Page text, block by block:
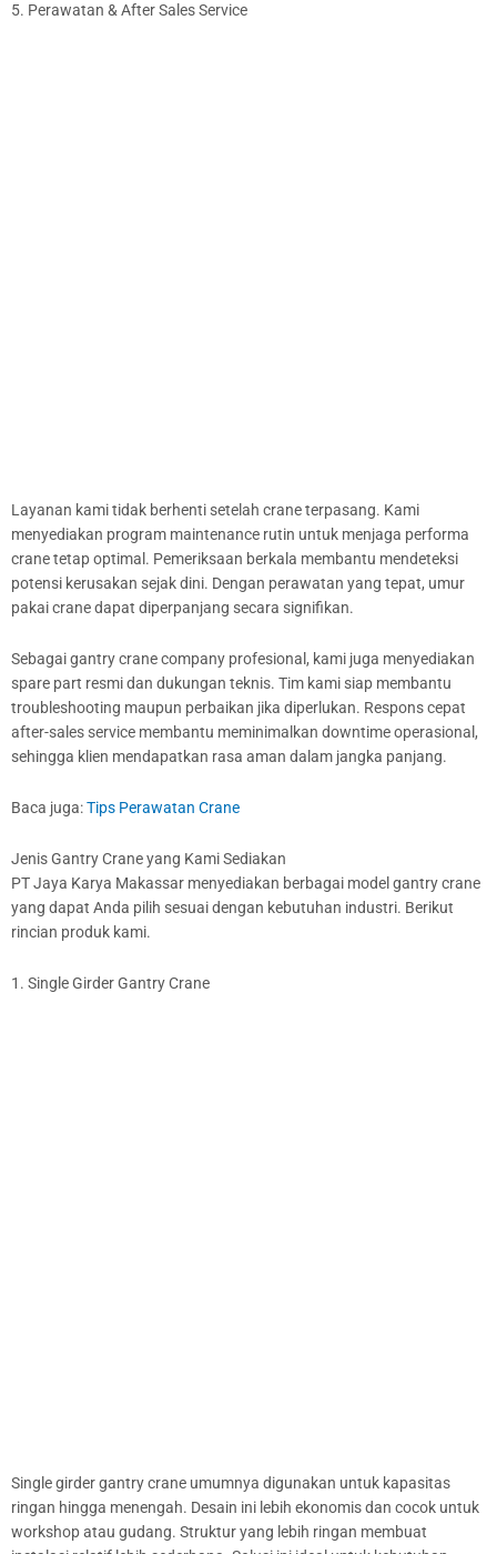
5. Perawatan & After Sales Service
Layanan kami tidak berhenti setelah crane terpasang. Kami
menyediakan program maintenance rutin untuk menjaga performa
crane tetap optimal. Pemeriksaan berkala membantu mendeteksi
potensi kerusakan sejak dini. Dengan perawatan yang tepat, umur
pakai crane dapat diperpanjang secara signifikan.
Sebagai gantry crane company profesional, kami juga menyediakan
spare part resmi dan dukungan teknis. Tim kami siap membantu
troubleshooting maupun perbaikan jika diperlukan. Respons cepat
after-sales service membantu meminimalkan downtime operasional,
sehingga klien mendapatkan rasa aman dalam jangka panjang.
Baca juga:Tips Perawatan Crane
Jenis Gantry Crane yang Kami Sediakan
PT Jaya Karya Makassar menyediakan berbagai model gantry crane
yang dapat Anda pilih sesuai dengan kebutuhan industri. Berikut
rincian produk kami.
1. Single Girder Gantry Crane
Single girder gantry crane umumnya digunakan untuk kapasitas
ringan hingga menengah. Desain ini lebih ekonomis dan cocok untuk
workshop atau gudang. Struktur yang lebih ringan membuat